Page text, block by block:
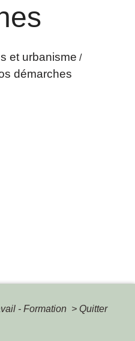
et urbanisme /
démarches
- Formation > Quitter